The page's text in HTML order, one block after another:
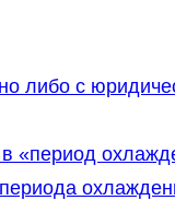
либо с
«период